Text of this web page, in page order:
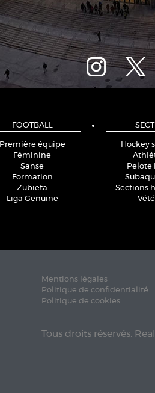
FOOTBALL
Première équipe
Féminine
Sanse
Formation
Zubieta
Liga Genuine
Hockey
Pelote
Sections
Mentions légales
Politique de confidentialité
Politique de cookies
Tous droits réservés.